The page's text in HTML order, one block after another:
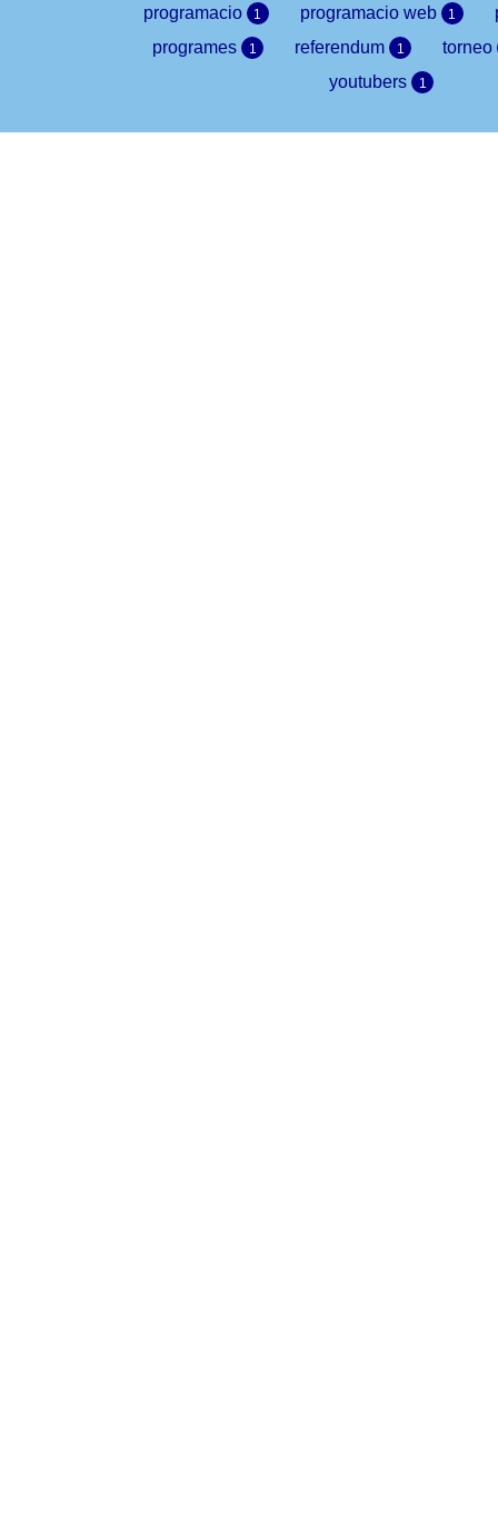
programacio 1 programacio web 1
programes
1 referendum 1
torneo
youtubers
1